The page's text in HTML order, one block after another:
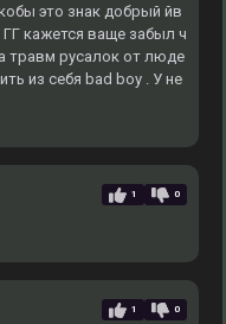
это знак добрый йв
кажется ваще забыл ч
травм русалок от люде
из себя bad boy . У не
1 0
1 0